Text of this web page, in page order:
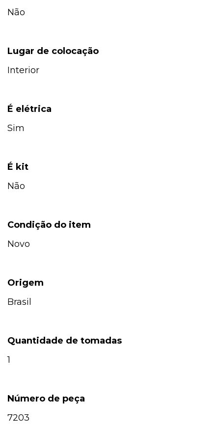
Não
Lugar de colocação
Interior
É elétrica
Sim
É kit
Não
Condição do item
Novo
Origem
Brasil
Quantidade de tomadas
1
Número de peça
7203